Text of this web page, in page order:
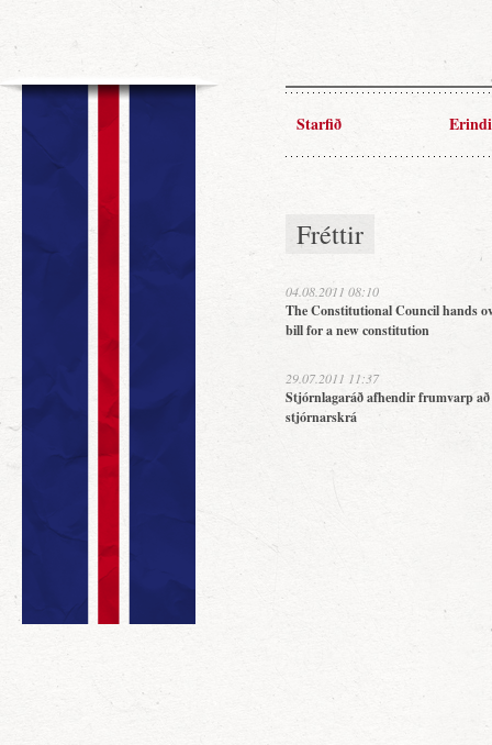
Starfið Erindi
Fréttir
04.08.2011 08:10
The Constitutional Council hands
bill for a new constitution
29.07.2011 11:37
Stjórnlagaráð afhendir frumvarp
stjórnarskrá